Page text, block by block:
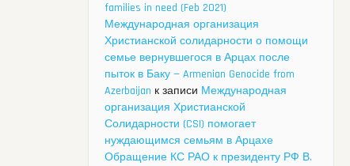
families in need (Feb 2021)
Международная организация
Христианской солидарности о помощи
семье вернувшегося в Арцах после
пыток в Баку — Armenian Genocide from
Azerbaijan к записи Международная
организация Христианской
Солидарности (CSI) помогает
нуждающимся семьям в Арцахе
Обращение КС РАО к президенту РФ В.